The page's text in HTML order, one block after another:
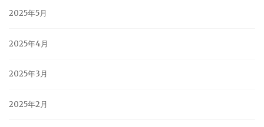
2025年5月
2025年4月
2025年3月
2025年2月